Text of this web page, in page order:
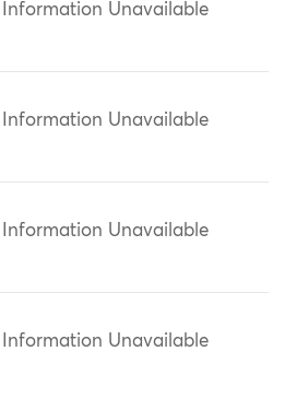
Information Unavailable
Information Unavailable
Information Unavailable
Information Unavailable